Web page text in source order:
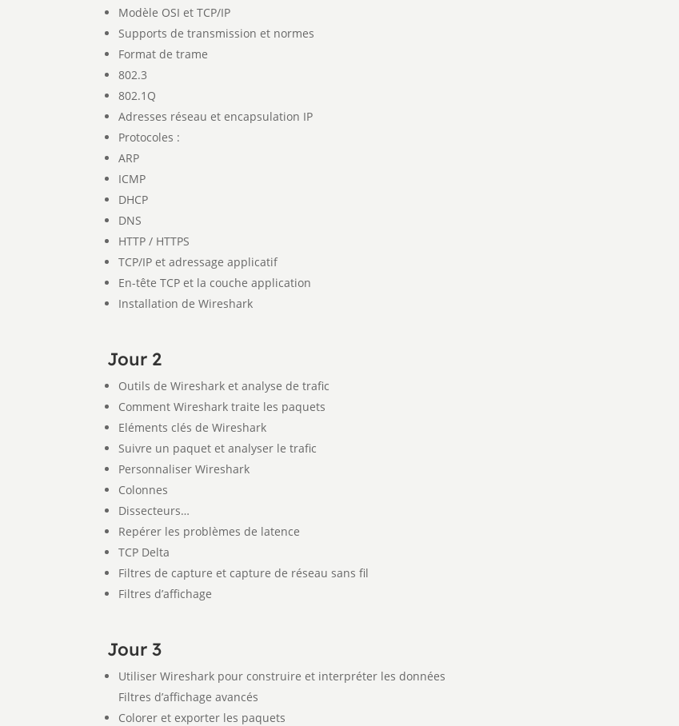
Modèle OSI et TCP/IP
Supports de transmission et normes
Format de trame
802.3
802.1Q
Adresses réseau et encapsulation IP
Protocoles :
ARP
ICMP
DHCP
DNS
HTTP / HTTPS
TCP/IP et adressage applicatif
En-tête TCP et la couche application
Installation de Wireshark
Jour 2
Outils de Wireshark et analyse de trafic
Comment Wireshark traite les paquets
Eléments clés de Wireshark
Suivre un paquet et analyser le trafic
Personnaliser Wireshark
Colonnes
Dissecteurs…
Repérer les problèmes de latence
TCP Delta
Filtres de capture et capture de réseau sans fil
Filtres d’affichage
Jour 3
Utiliser Wireshark pour construire et interpréter les données
Filtres d’affichage avancés
Colorer et exporter les paquets